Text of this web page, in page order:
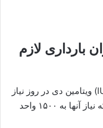
بارداری لازم
خانم باردار مثل یک فرد بالغ به ۶۰۰ واحد (IU) ویتامین دی در روز نیاز
دارد، اما برخی کارشناسان معتقد هستند که نیاز آنها به ۱۵۰۰ واحد